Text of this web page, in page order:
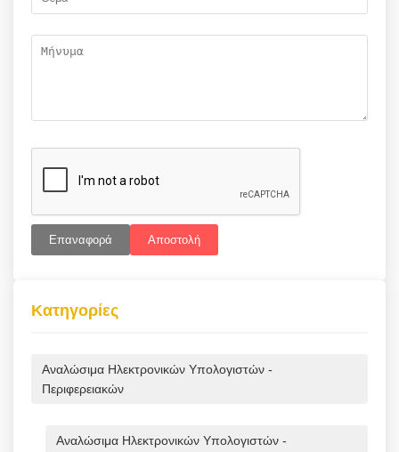
Επαναφορά Αποστολή
Κατηγορίες
Αναλώσιμα Ηλεκτρονικών Υπολογιστών -
Περιφερειακών
Αναλώσιμα Ηλεκτρονικών Υπολογιστών -